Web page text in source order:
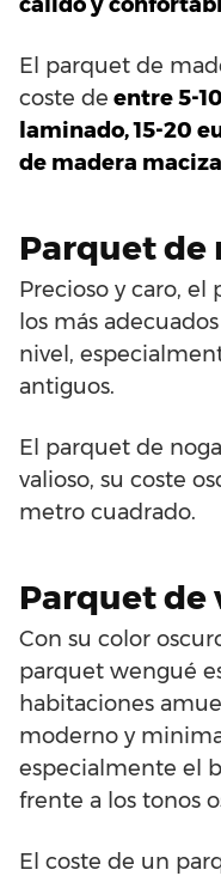
El parquet de
coste de entre 5-
laminado, 15-20
de madera maciza
Parquet de
Precioso y caro,
los más
nivel,
antiguos.
El parquet de
valioso, su coste
metro cuadrado.
Parquet de
Con su color
parquet wengué
habitaciones
moderno y
especialmente el
frente a los tonos
El coste de un